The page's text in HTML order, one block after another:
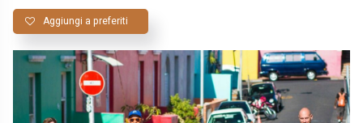
Aggiungi a preferiti